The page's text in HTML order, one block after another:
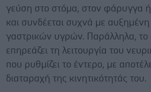
γεύση στο στόμα, στον φάρυγγα ή
και συνδέεται συχνά με αυξημένη
γαστρικών υγρών. Παράλληλα, το
επηρεάζει τη λειτουργία του
που ρυθμίζει το έντερο, με
διαταραχή της κινητικότητάς του.